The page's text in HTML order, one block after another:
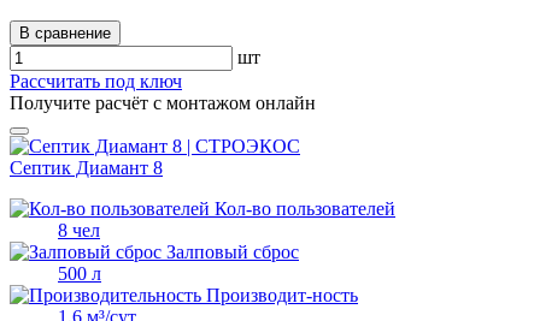
В сравнение
шт
Рассчитать под ключ
Получите расчёт с монтажом онлайн
Септик Диамант 8
Кол-во пользователей
8 чел
Залповый сброс
500 л
Производит-ность
1,6 м³/сут